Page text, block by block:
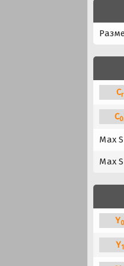
Cr
C
Max
Max
Y0
Y1